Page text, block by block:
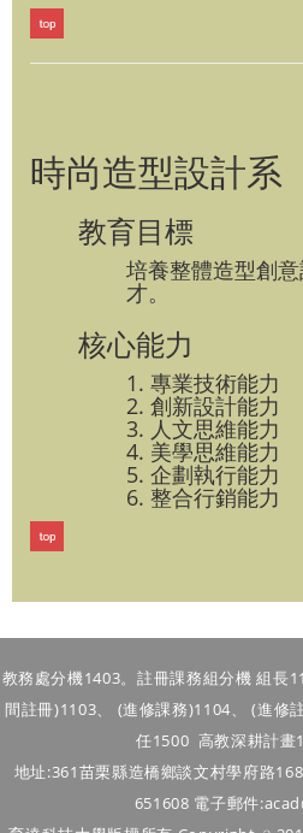
時尚造型設計系
教育目標
培養整體造型創
才。
核心能力
1. 專業技術能力
2. 創新設計能力
3. 人文思維能力
4. 美學思維能力
5. 企劃執行能力
6. 整合行銷能力
教務處分機1403。註冊課務組分機 組長
間註冊)1103、 (進修課務)1104、 (進修
任1500 高教深耕計畫
地址:361苗栗縣造橋鄉談文村學府路
651608 電子郵件